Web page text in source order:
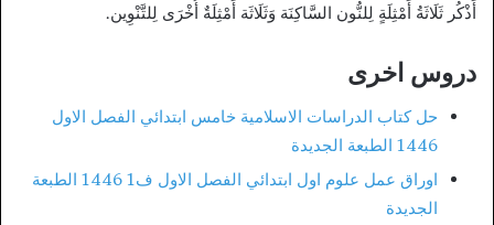
أَذْكُر ثَلَاثَةُ أَمْثِلَةٍ لِلنُّون السَّاكِنَة وَثَلَاثَة أَمْثِلَةٌ أُخْرَى لِلتَّنْوِين.
دروس اخرى
حل كتاب الدراسات الاسلامية خامس ابتدائي الفصل الاول
1446 الطبعة الجديدة
اوراق عمل علوم اول ابتدائي الفصل الاول ف1 1446 الطبعة
الجديدة